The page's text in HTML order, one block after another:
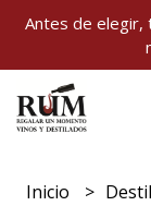
Antes de elegir,
Inicio